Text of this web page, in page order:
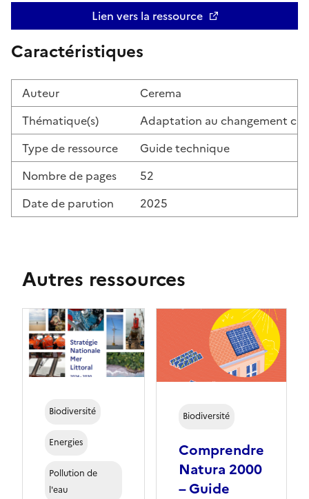
Lien vers la ressourceOuvre une nouvelle fenêtre
Caractéristiques
Auteur
Cerema
Thématique(s)
Adaptation au changement
Type de ressource
Guide technique
Nombre de pages
52
Date de parution
2025
Autres ressources
Biodiversité
Energies
Pollution de
l'eau
Comprendre
Natura 2000
– Guide
Biodiversité